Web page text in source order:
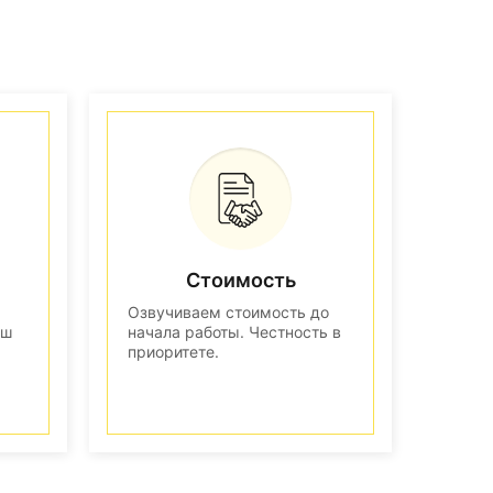
Стоимость
Озвучиваем стоимость до
начала работы. Честность в
приоритете.